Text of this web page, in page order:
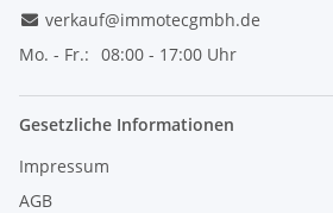
verkauf@immotecgmbh.de
Mo. - Fr.: 08:00 - 17:00 Uhr
Gesetzliche Informationen
Impressum
AGB